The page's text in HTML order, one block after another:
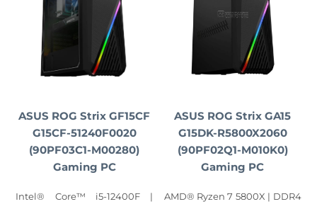
ASUS ROG Strix GF15CF
G15CF-51240F0020
(90PF03C1-M00280)
Gaming PC
Intel® Core™ i5-12400F |
ASUS ROG Strix GA15
G15DK-R5800X2060
(90PF02Q1-M010K0)
Gaming PC
AMD® Ryzen 7 5800X | DDR4